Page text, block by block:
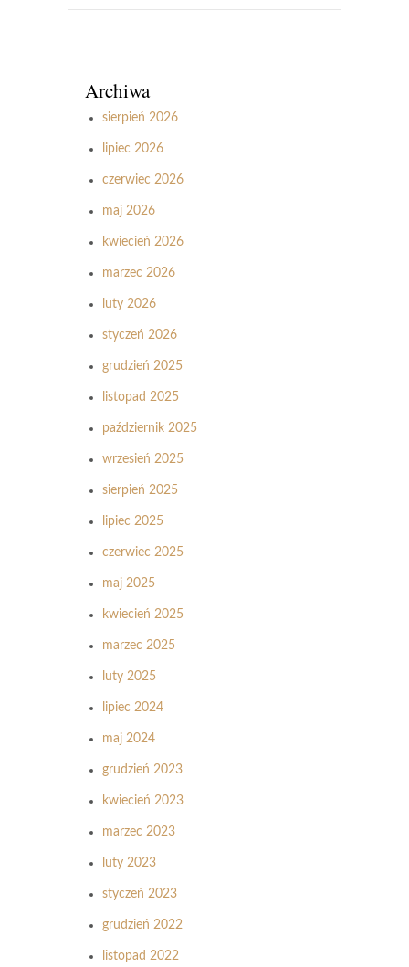
Archiwa
sierpień 2026
lipiec 2026
czerwiec 2026
maj 2026
kwiecień 2026
marzec 2026
luty 2026
styczeń 2026
grudzień 2025
listopad 2025
październik 2025
wrzesień 2025
sierpień 2025
lipiec 2025
czerwiec 2025
maj 2025
kwiecień 2025
marzec 2025
luty 2025
lipiec 2024
maj 2024
grudzień 2023
kwiecień 2023
marzec 2023
luty 2023
styczeń 2023
grudzień 2022
listopad 2022